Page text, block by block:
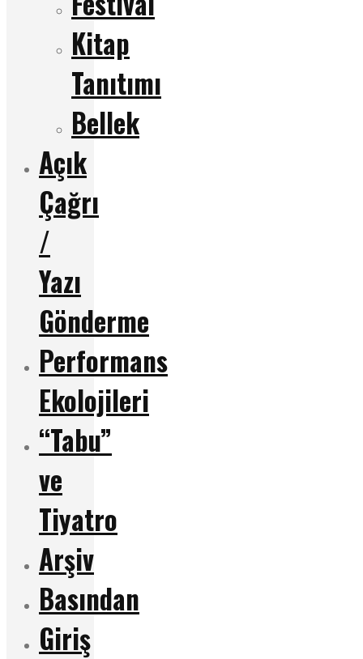
Kitap
Tanıtımı
Bellek
Açık
Çağrı
/
Yazı
Gönderme
Performans
Ekolojileri
“Tabu”
ve
Tiyatro
Arşiv
Basından
Giriş